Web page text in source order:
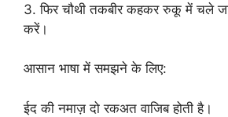
3. फिर चौथी तकबीर कहकर रुकू में चले
करें।
आसान भाषा में समझने के लिए:
ईद की नमाज़ दो रकअत वाजिब होती है।